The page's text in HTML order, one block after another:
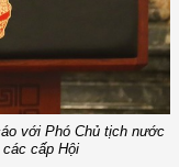
với Phó Chủ tịch nước
cấp Hội